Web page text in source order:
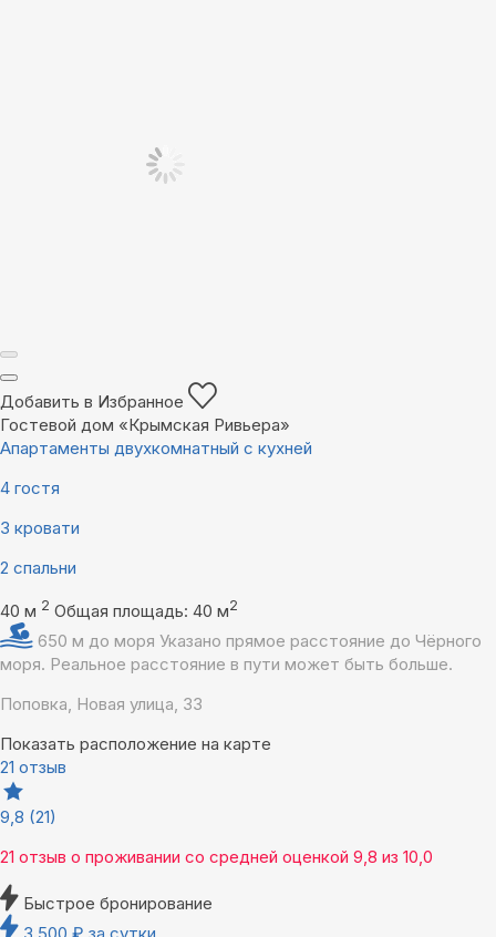
Добавить в Избранное
Гостевой дом «Крымская Ривьера»
Апартаменты двухкомнатный с кухней
4 гостя
3 кровати
2 спальни
40 м 2 Общая площадь: 40 м2
650 м до моря Указано прямое расстояние до Чёрного
моря. Реальное расстояние в пути может быть больше.
Поповка, Новая улица, 33
Показать расположение на карте
21 отзыв
9,8 (21)
21 отзыв о проживании со средней оценкой 9,8 из 10,0
Быстрое бронирование